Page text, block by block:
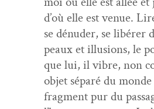
d’où elle est venue.
se dénud­er, se libér­er
peaux et illu­sions, le
que lui, il vibre, non
objet séparé du
frag­ment pur du